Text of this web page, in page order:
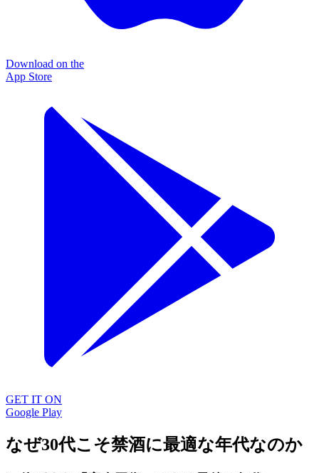
Download on the
App Store
GET IT ON
Google Play
なぜ30代こそ禁酒に最適な年代なのか